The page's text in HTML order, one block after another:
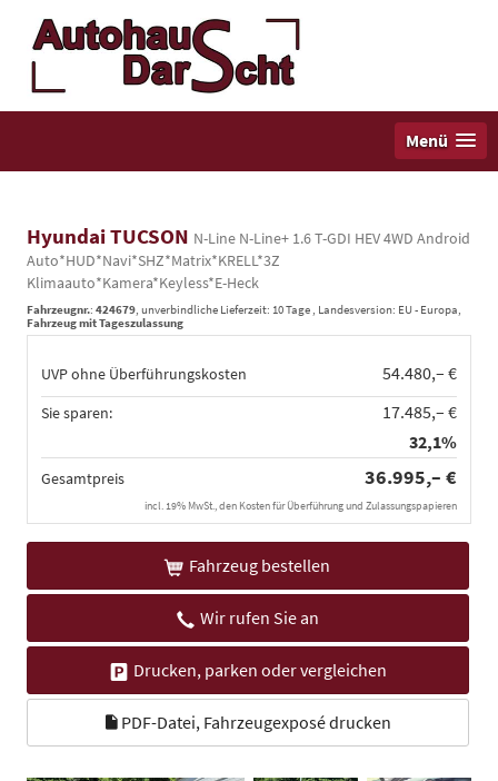
Menü
Hyundai TUCSON N-Line N-Line+ 1.6 T-GDI HEV 4WD Android
Auto*HUD*Navi*SHZ*Matrix*KRELL*3Z
Klimaauto*Kamera*Keyless*E-Heck
Fahrzeugnr.: 424679 , unverbindliche Lieferzeit: 10 Tage , Landesversion: EU - Europa,
Fahrzeug mit Tageszulassung
UVP ohne Überführungskosten 54.480,– €
Sie sparen:
17.485,– €
32,1%
Gesamtpreis 36.995,– €
incl. 19% MwSt., den Kosten für Überführung und Zulassungspapieren
Fahrzeug bestellen
Wir rufen Sie an
Drucken, parken oder vergleichen
PDF-Datei, Fahrzeugexposé drucken